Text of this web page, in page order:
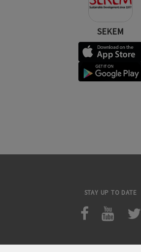
SEKEM
STAY UP TO DATE